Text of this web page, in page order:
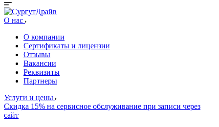
О нас
О компании
Сертификаты и лицензии
Отзывы
Вакансии
Реквизиты
Партнеры
Услуги и цены
Скидка 15% на сервисное обслуживание при записи через
сайт